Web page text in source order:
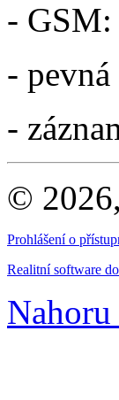
- GSM:
-
-
©
Prohlášení o
Realitní software
Nahoru